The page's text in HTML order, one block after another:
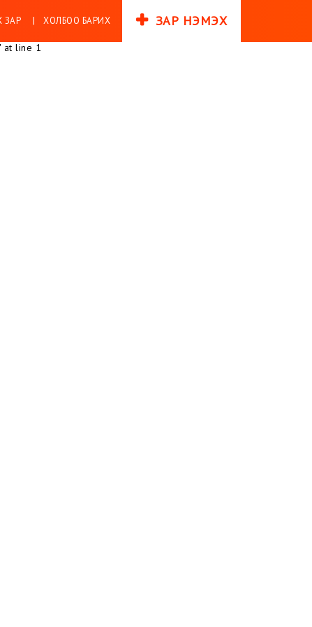
ЗАР ХОЛБОО БАРИХ ЗАР НЭМЭХ
at line 1